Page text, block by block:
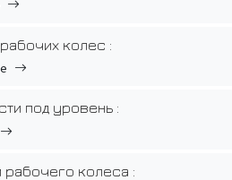
колес :
под уровень :
рабочего колеса :